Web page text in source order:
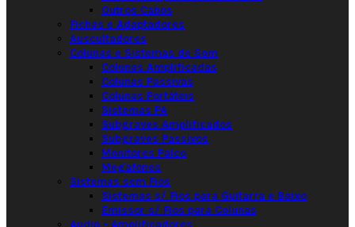
Outros Cabos
Fichas e Adaptadores
Auscultadores
Colunas e Sistemas de Som
Colunas Amplificadas
Colunas Passivas
Colunas Portáteis
Sistemas PA
Subgraves Amplificados
Subgraves Passivos
Monitores Palco
Megafones
Sistemas sem Fios
Sistemas s/ Fios para Guitarra e Baixo
Emissor s/ Fios para Colunas